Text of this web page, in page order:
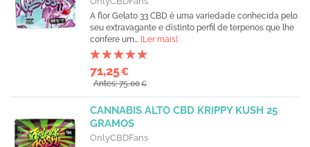
A flor Gelato 33 CBD é uma variedade conhecida pelo
seu extravagante e distinto perfil de terpenos que lhe
confere um... [Ler mais]
71,25€
Antes: 75,00€
CANNABIS ALTO CBD KRIPPY KUSH 25
GRAMOS
OnlyCBDFans